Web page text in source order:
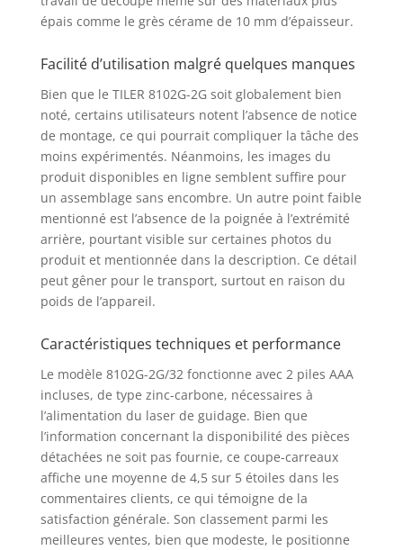
épais comme le grès cérame de 10 mm d’épaisseur.
Facilité d’utilisation malgré quelques manques
Bien que le TILER 8102G-2G soit globalement bien
noté, certains utilisateurs notent l’absence de notice
de montage, ce qui pourrait compliquer la tâche des
moins expérimentés. Néanmoins, les images du
produit disponibles en ligne semblent suffire pour
un assemblage sans encombre. Un autre point faible
mentionné est l’absence de la poignée à l’extrémité
arrière, pourtant visible sur certaines photos du
produit et mentionnée dans la description. Ce détail
peut gêner pour le transport, surtout en raison du
poids de l’appareil.
Caractéristiques techniques et performance
Le modèle 8102G-2G/32 fonctionne avec 2 piles AAA
incluses, de type zinc-carbone, nécessaires à
l’alimentation du laser de guidage. Bien que
l’information concernant la disponibilité des pièces
détachées ne soit pas fournie, ce coupe-carreaux
affiche une moyenne de 4,5 sur 5 étoiles dans les
commentaires clients, ce qui témoigne de la
satisfaction générale. Son classement parmi les
meilleures ventes, bien que modeste, le positionne